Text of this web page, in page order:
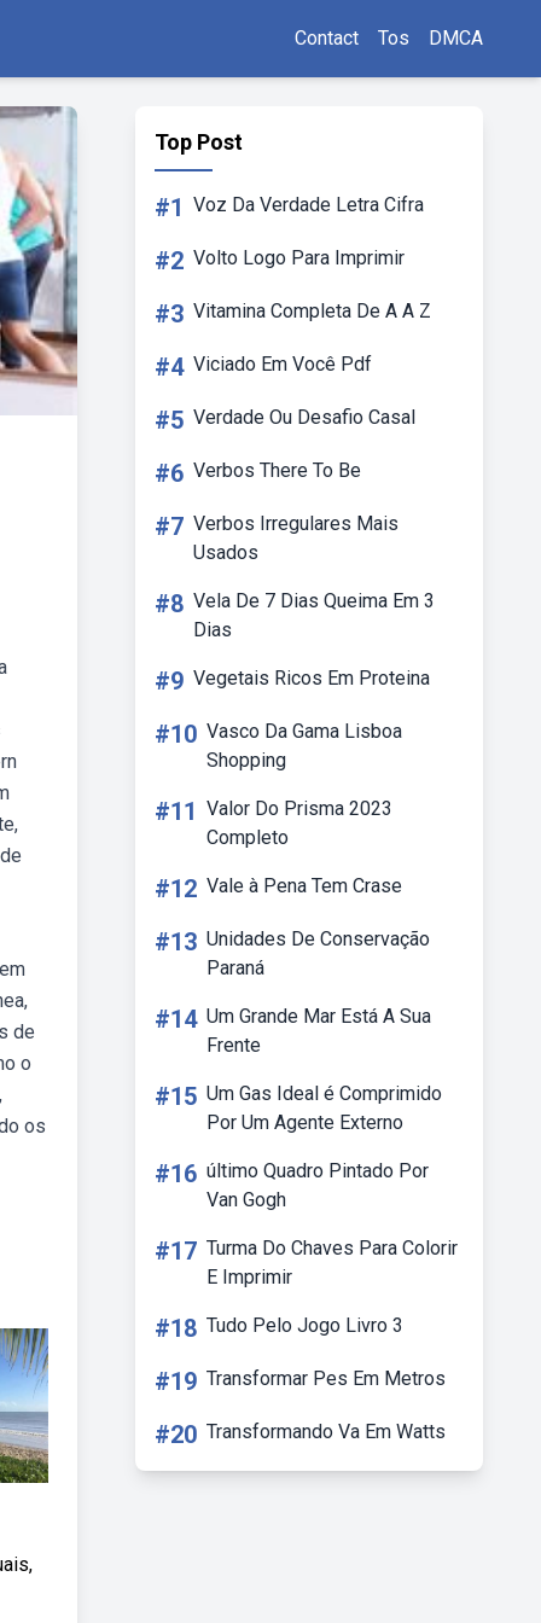
Contact Tos DMCA
de
o
os
Top Post
#1 Voz Da Verdade Letra Cifra
#2 Volto Logo Para Imprimir
#3 Vitamina Completa De A A Z
#4 Viciado Em Você Pdf
#5 Verdade Ou Desafio Casal
#6 Verbos There To Be
#7 Verbos Irregulares Mais
Usados
#8 Vela De 7 Dias Queima Em 3
Dias
#9 Vegetais Ricos Em Proteina
#10 Vasco Da Gama Lisboa
Shopping
#11 Valor Do Prisma 2023
Completo
#12 Vale à Pena Tem Crase
#13 Unidades De Conservação
Paraná
#14 Um Grande Mar Está A Sua
Frente
#15 Um Gas Ideal é Comprimido
Por Um Agente Externo
#16 último Quadro Pintado Por
Van Gogh
#17 Turma Do Chaves Para Colorir
E Imprimir
#18 Tudo Pelo Jogo Livro 3
#19 Transformar Pes Em Metros
#20 Transformando Va Em Watts